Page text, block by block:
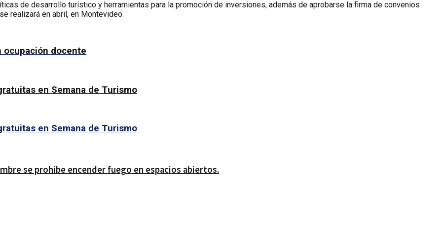
de desarrollo turístico y herramientas para la promoción de inversiones, además de aprobarse la firma de convenios
realizará en abril, en Montevideo.
ocupación docente
en Semana de Turismo
en Semana de Turismo
se prohibe encender fuego en espacios abiertos.